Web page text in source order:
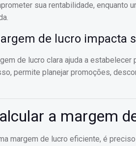
sua rentabilidade, enquanto
de lucro impacta
de lucro clara ajuda a
permite planejar promoções,
a margem
margem de lucro eficiente, é